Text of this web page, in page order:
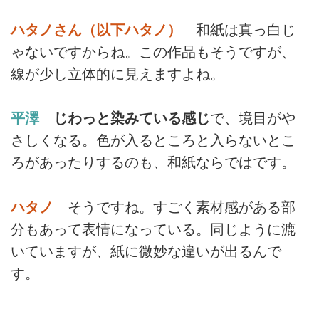
ハタノさん（以下ハタノ）
和紙は真っ白じ
ゃないですからね。この作品もそうですが、
線が少し立体的に見えますよね。
平澤 じわっと染みている感じで、境目がや
さしくなる。色が入るところと入らないとこ
ろがあったりするのも、和紙ならではです。
ハタノ
そうですね。すごく素材感がある部
分もあって表情になっている。同じように漉
いていますが、紙に微妙な違いが出るんで
す。